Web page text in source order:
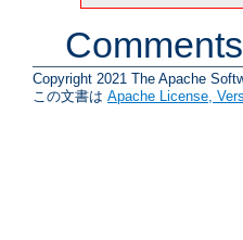
Copyright 2021 The Apache
この文書は Apache License,